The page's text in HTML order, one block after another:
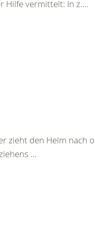
Hilfe vermittelt: In z....
zieht den Helm nach
...